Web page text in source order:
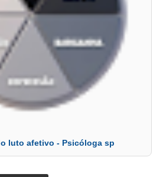
luto afetivo - Psicóloga sp